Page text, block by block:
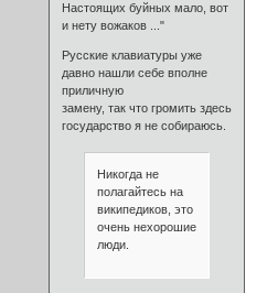
Настоящих буйных мало, вот
и нету вожаков ..."
Русские клавиатуры уже
давно нашли себе вполне
приличную
замену, так что громить здесь
государство я не собираюсь.
Никогда не
полагайтесь на
википедиков, это
очень нехорошие
люди.